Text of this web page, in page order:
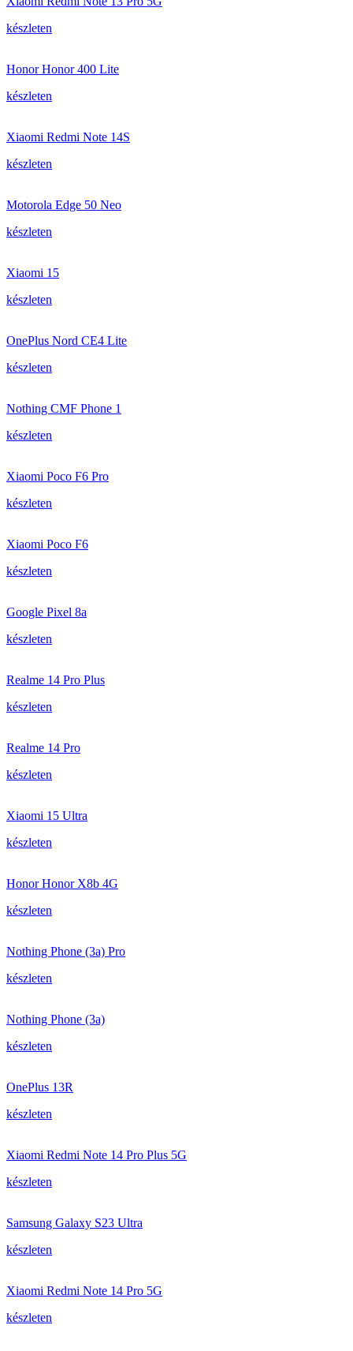
készleten
Honor Honor 400 Lite
készleten
Xiaomi Redmi Note 14S
készleten
Motorola Edge 50 Neo
készleten
Xiaomi 15
készleten
OnePlus Nord CE4 Lite
készleten
Nothing CMF Phone 1
készleten
Xiaomi Poco F6 Pro
készleten
Xiaomi Poco F6
készleten
Google Pixel 8a
készleten
Realme 14 Pro Plus
készleten
Realme 14 Pro
készleten
Xiaomi 15 Ultra
készleten
Honor Honor X8b 4G
készleten
Nothing Phone (3a) Pro
készleten
Nothing Phone (3a)
készleten
OnePlus 13R
készleten
Xiaomi Redmi Note 14 Pro Plus 5G
készleten
Samsung Galaxy S23 Ultra
készleten
Xiaomi Redmi Note 14 Pro 5G
készleten